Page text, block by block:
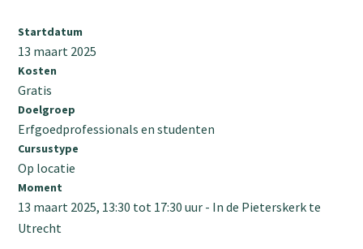
Startdatum
13 maart 2025
Kosten
Gratis
Doelgroep
Erfgoedprofessionals en studenten
Cursustype
Op locatie
Moment
13 maart 2025, 13:30 tot 17:30 uur
In de Pieterskerk te
Utrecht